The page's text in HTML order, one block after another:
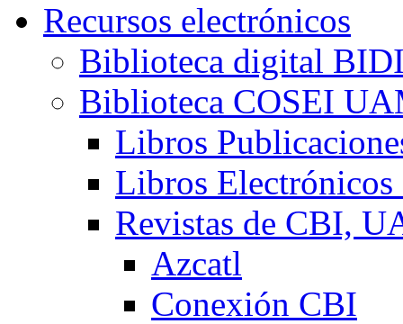
Recursos electrónicos
Biblioteca digital
Biblioteca COSEI
Libros
Libros Electrónicos
Revistas de CBI,
Azcatl
Conexión CBI